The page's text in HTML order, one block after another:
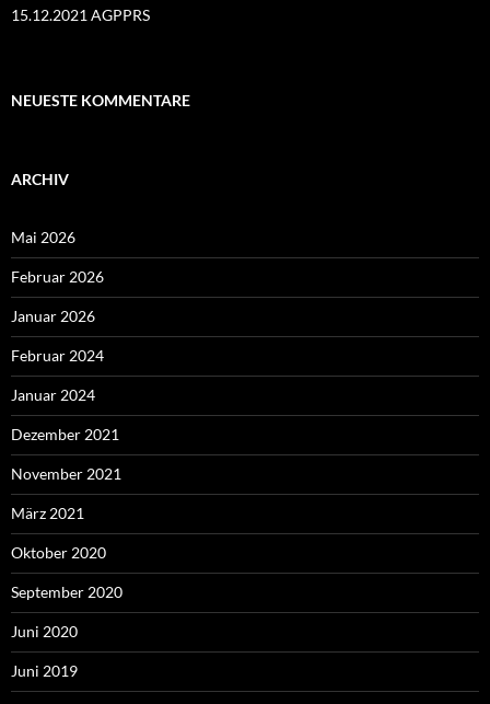
15.12.2021 AGPPRS
NEUESTE KOMMENTARE
ARCHIV
Mai 2026
Februar 2026
Januar 2026
Februar 2024
Januar 2024
Dezember 2021
November 2021
März 2021
Oktober 2020
September 2020
Juni 2020
Juni 2019